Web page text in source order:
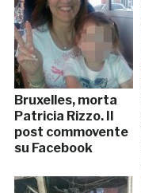
Bruxelles, morta
Patricia Rizzo. Il
post commovente
su Facebook